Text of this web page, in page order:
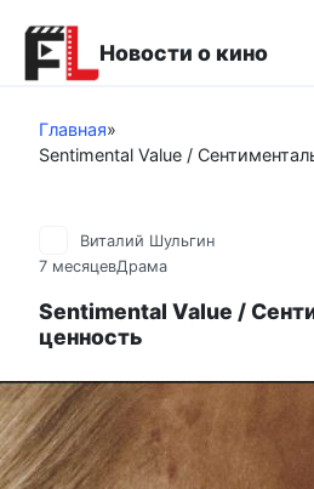
контенту
Новости о кино
Главная»
Sentimental Value /
Виталий Шульгин
7 месяцевДрама
Sentimental Value /
ценность